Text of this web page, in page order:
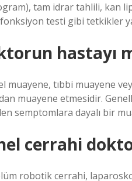
tam idrar tahlili, kan
testi gibi tetkikler
hastayı
muayene, tıbbi muayene
muayene etmesidir.
semptomlara dayalı bir
cerrahi
robotik cerrahi,